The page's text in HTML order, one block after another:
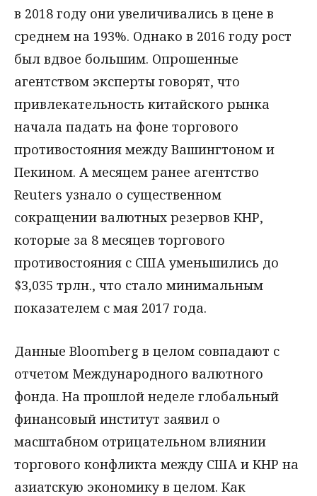
в 2018 году они увеличивались в цене в
среднем на 193%. Однако в 2016 году рост
был вдвое большим. Опрошенные
агентством эксперты говорят, что
привлекательность китайского рынка
начала падать на фоне торгового
противостояния между Вашингтоном и
Пекином. А месяцем ранее агентство
Reuters узнало о существенном
сокращении валютных резервов КНР,
которые за 8 месяцев торгового
противостояния с США уменьшились до
$3,035 трлн., что стало минимальным
показателем с мая 2017 года.
Данные Bloomberg в целом совпадают с
отчетом Международного валютного
фонда. На прошлой неделе глобальный
финансовый институт заявил о
масштабном отрицательном влиянии
торгового конфликта между США и КНР на
азиатскую экономику в целом. Как